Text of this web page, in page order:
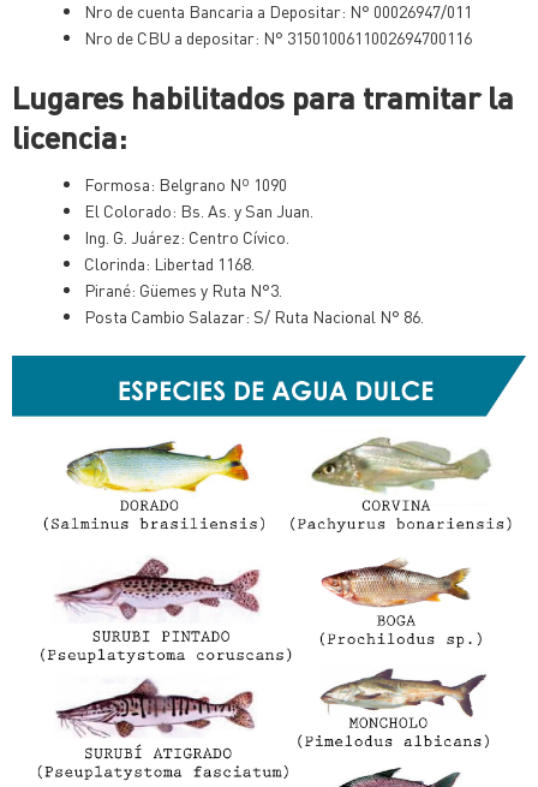
Nro de cuenta Bancaria a Depositar: N° 00026947/011
Nro de CBU a depositar: N° 3150100611002694700116
Lugares habilitados para tramitar la
licencia:
Formosa: Belgrano Nº 1090
El Colorado: Bs. As. y San Juan.
Ing. G. Juárez: Centro Cívico.
Clorinda: Libertad 1168.
Pirané: Güemes y Ruta N°3.
Posta Cambio Salazar: S/ Ruta Nacional N° 86.